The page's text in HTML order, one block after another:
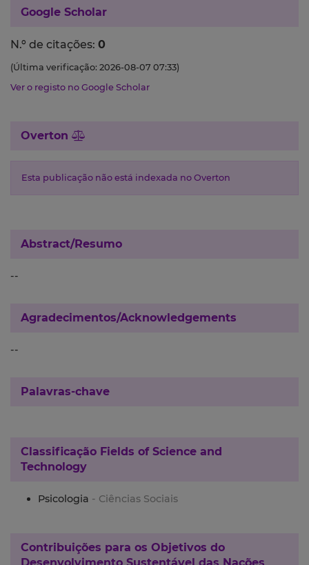
Google Scholar
N.º de citações: 0
(Última verificação: 2026-08-07 07:33)
Ver o registo no Google Scholar
Overton
Esta publicação não está indexada no Overton
Abstract/Resumo
--
Agradecimentos/Acknowledgements
--
Palavras-chave
Classificação Fields of Science and
Technology
Psicologia - Ciências Sociais
Contribuições para os Objetivos do